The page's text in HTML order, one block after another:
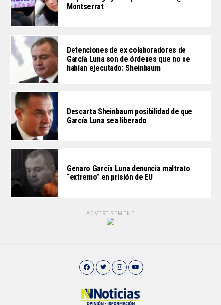
Montserrat
Detenciones de ex colaboradores de
García Luna son de órdenes que no se
habían ejecutado: Sheinbaum
Descarta Sheinbaum posibilidad de que
García Luna sea liberado
Genaro García Luna denuncia maltrato
“extremo” en prisión de EU
ADVERTISEMENT